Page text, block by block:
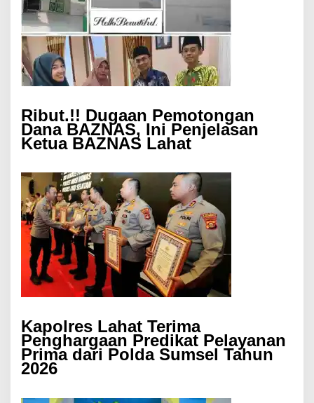
Ribut.!! Dugaan Pemotongan
Dana BAZNAS, Ini Penjelasan
Ketua BAZNAS Lahat
Kapolres Lahat Terima
Penghargaan Predikat Pelayanan
Prima dari Polda Sumsel Tahun
2026